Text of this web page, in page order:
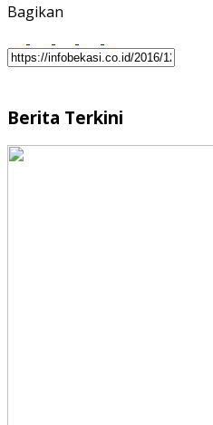
Bagikan
Berita Terkini